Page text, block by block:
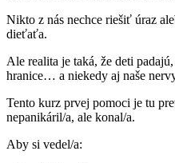
Nikto z nás nechce riešiť úraz
dieťaťa.
Ale realita je taká, že deti
hranice… a niekedy aj naše
Tento kurz prvej pomoci je tu
nepanikáril/a, ale konal/a.
Aby si vedel/a: